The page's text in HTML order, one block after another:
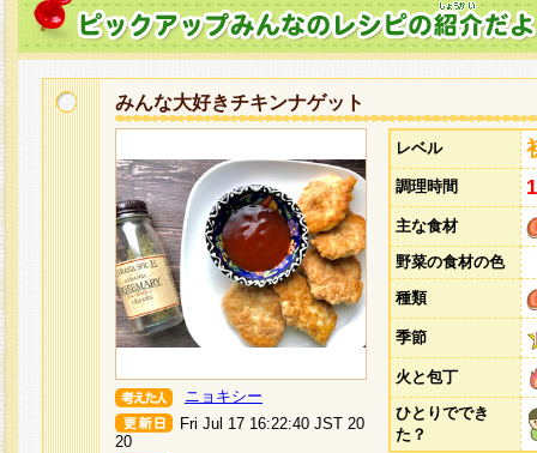
みんな大好きチキンナゲット
ニョキシー
Fri Jul 17 16:22:40 JST 20
20
レベル
調理時間
主な食材
野菜の食材の色
種類
季節
火と包丁
ひとりででき
た？